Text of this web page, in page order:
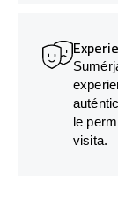
le
visita.